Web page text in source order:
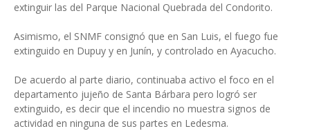
extinguir las del Parque Nacional Quebrada del Condorito.
Asimismo, el SNMF consignó que en San Luis, el fuego fue
extinguido en Dupuy y en Junín, y controlado en Ayacucho.
De acuerdo al parte diario, continuaba activo el foco en el
departamento jujeño de Santa Bárbara pero logró ser
extinguido, es decir que el incendio no muestra signos de
actividad en ninguna de sus partes en Ledesma.